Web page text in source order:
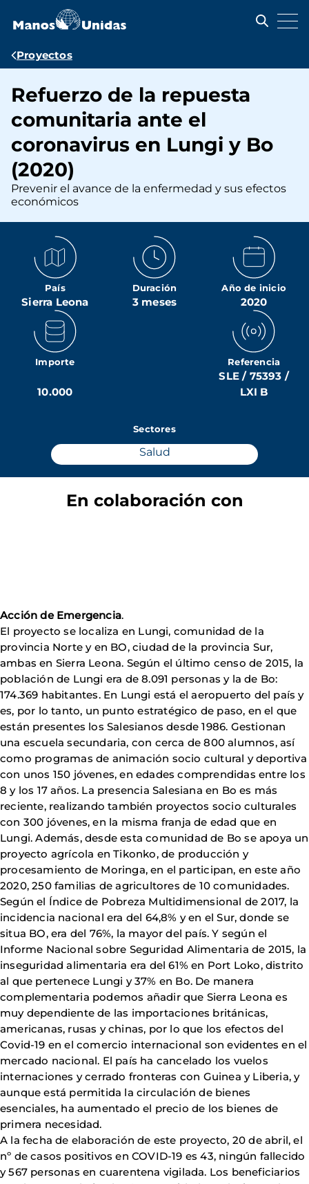
contenido
Ruta
navegación
Proyectos
Refuerzo de la repuesta
comunitaria ante el
coronavirus en Lungi y Bo
(2020)
Prevenir el avance de la enfermedad y sus efectos
económicos
País
Sierra Leona
Duración
3 meses
Año de inicio
2020
Importe
10.000
Referencia
SLE / 75393 /
LXI B
Sectores
Salud
En colaboración con
Acción de Emergencia.
El proyecto se localiza en Lungi, comunidad de la
provincia Norte y en BO, ciudad de la provincia Sur,
ambas en Sierra Leona. Según el último censo de 2015, la
población de Lungi era de 8.091 personas y la de Bo:
174.369 habitantes. En Lungi está el aeropuerto del país y
es, por lo tanto, un punto estratégico de paso, en el que
están presentes los Salesianos desde 1986. Gestionan
una escuela secundaria, con cerca de 800 alumnos, así
como programas de animación socio cultural y deportiva
con unos 150 jóvenes, en edades comprendidas entre los
8 y los 17 años. La presencia Salesiana en Bo es más
reciente, realizando también proyectos socio culturales
con 300 jóvenes, en la misma franja de edad que en
Lungi. Además, desde esta comunidad de Bo se apoya un
proyecto agrícola en Tikonko, de producción y
procesamiento de Moringa, en el participan, en este año
2020, 250 familias de agricultores de 10 comunidades.
Según el Índice de Pobreza Multidimensional de 2017, la
incidencia nacional era del 64,8% y en el Sur, donde se
situa BO, era del 76%, la mayor del país. Y según el
Informe Nacional sobre Seguridad Alimentaria de 2015, la
inseguridad alimentaria era del 61% en Port Loko, distrito
al que pertenece Lungi y 37% en Bo. De manera
complementaria podemos añadir que Sierra Leona es
muy dependiente de las importaciones británicas,
americanas, rusas y chinas, por lo que los efectos del
Covid-19 en el comercio internacional son evidentes en el
mercado nacional. El país ha cancelado los vuelos
internaciones y cerrado fronteras con Guinea y Liberia, y
aunque está permitida la circulación de bienes
esenciales, ha aumentado el precio de los bienes de
primera necesidad.
A la fecha de elaboración de este proyecto, 20 de abril, el
nº de casos positivos en COVID-19 es 43, ningún fallecido
y 567 personas en cuarentena vigilada. Los beneficiarios